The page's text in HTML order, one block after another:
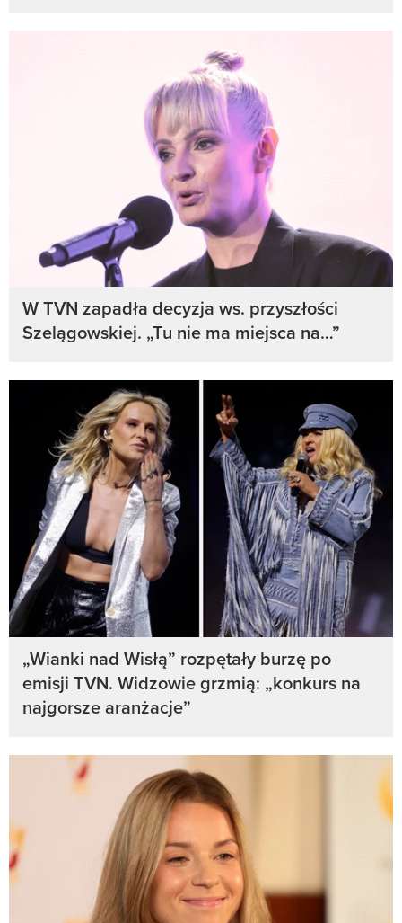
W TVN zapadła decyzja ws. przyszłości
Szelągowskiej. „Tu nie ma miejsca na…”
„Wianki nad Wisłą” rozpętały burzę po
emisji TVN. Widzowie grzmią: „konkurs na
najgorsze aranżacje”